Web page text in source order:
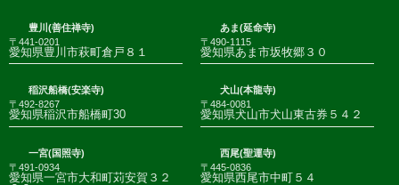
豊川(善住禅寺)
〒441-0201
愛知県豊川市萩町倉戸８１
あま(延命寺)
〒490-1115
愛知県あま市坂牧郷３０
稲沢船橋(安楽寺)
〒492-8267
愛知県稲沢市船橋町30
犬山(本龍寺)
〒484-0081
愛知県犬山市犬山東古券５４２
一宮(国照寺)
〒491-0934
愛知県一宮市大和町苅安賀３２
西尾(聖運寺)
〒445-0836
愛知県西尾市中町５４